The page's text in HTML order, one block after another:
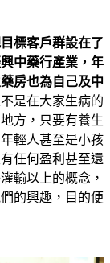
標客戶群設在了
中藥行產業，年
房也為自己及中
是在大家生病的
方，只要有養生
輕人甚至是小孩
任何盈利甚至還
輸以上的概念，
的興趣，目的便